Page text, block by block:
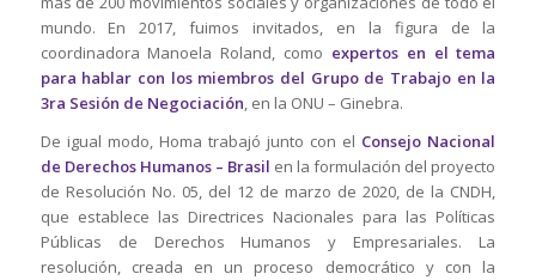
mundo. En 2017, fuimos invitados, en la figura de la
coordinadora Manoela Roland, como expertos en el tema
para hablar con los miembros del Grupo de Trabajo en la
3ra Sesión de Negociación, en la ONU – Ginebra.
De igual modo, Homa trabajó junto con el Consejo Nacional
de Derechos Humanos – Brasil en la formulación del proyecto
de Resolución No. 05, del 12 de marzo de 2020, de la CNDH,
que establece las Directrices Nacionales para las Políticas
Públicas de Derechos Humanos y Empresariales. La
resolución, creada en un proceso democrático y con la